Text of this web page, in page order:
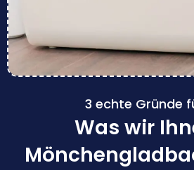
3 echte Gründe
Was wir